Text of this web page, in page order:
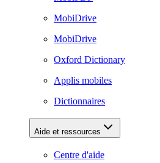
MobiDrive
MobiDrive
Oxford Dictionary
Applis mobiles
Dictionnaires
Aide et ressources
Centre d'aide